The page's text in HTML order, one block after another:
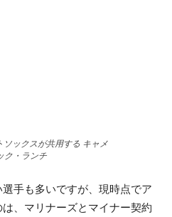
ソックスが共用する キャメ
ク・ランチ
手も多いですが、現時点でア
、マリナーズとマイナー契約